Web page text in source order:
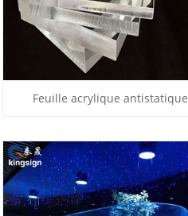
Feuille acrylique antistatique